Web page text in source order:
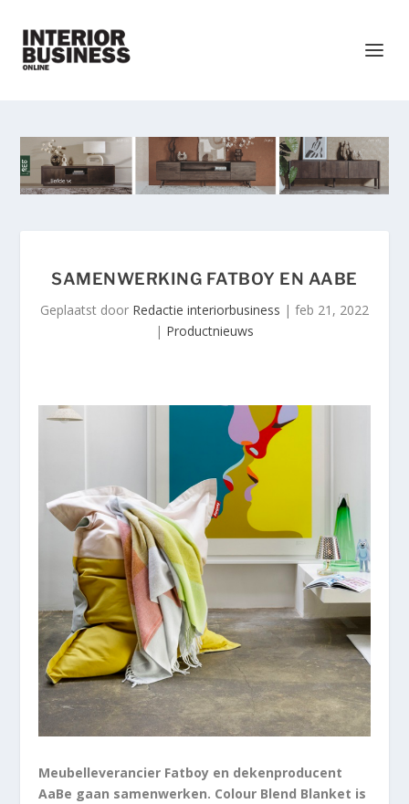
SAMENWERKING FATBOY EN AABE
Geplaatst door Redactie interiorbusiness | feb 21, 2022
| Productnieuws
Meubelleverancier Fatboy en dekenproducent
AaBe gaan samenwerken. Colour Blend Blanket is